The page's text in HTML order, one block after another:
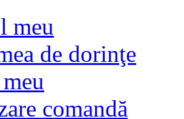
meu
de dorinţe
comandă